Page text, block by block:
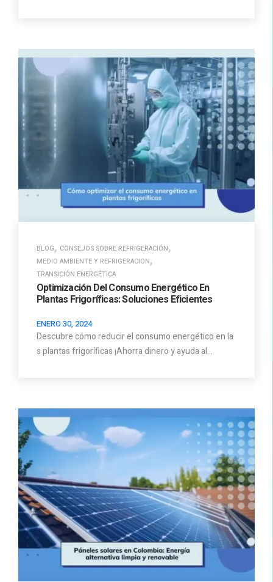
BLOG, CONSEJOS SOBRE REFRIGERACIÓN,
MEDIO AMBIENTE Y REFRIGERACION,
TRANSICIÓN ENERGÉTICA
Optimización Del Consumo Energético En
Plantas Frigoríficas: Soluciones Eficientes
ENERO 30, 2024
Descubre cómo reducir el consumo energético en la
s plantas frigoríficas ¡Ahorra dinero y ayuda al…